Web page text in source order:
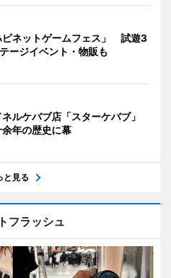
ピネットゲームフェス」 試遊3
ージイベント・物販も
ルケバブ店「スターケバブ」
年の歴史に幕
と見る
フラッシュ